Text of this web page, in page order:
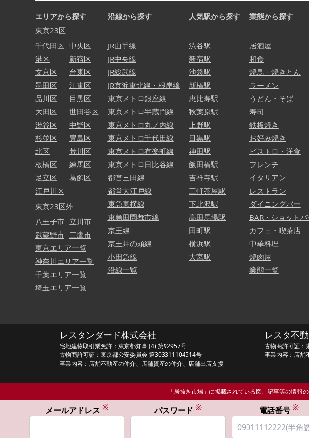
エリアから探す
東京23区
千代田区
港区
文京区
墨田区
品川区
大田区
渋谷区
杉並区
北区
板橋区
足立区
江戸川区
中央区
新宿区
台東区
江東区
目黒区
世田谷区
中野区
豊島区
荒川区
練馬区
葛飾区
東京23区外
八王子市
武蔵野市
立川市
三鷹市
東京エリア一覧
神奈川エリア一覧
千葉エリア一覧
埼玉エリア一覧
沿線から探す
JR山手線
JR中央線
JR総武線
JR京浜東北線・根岸線
東京メトロ銀座線
東京メトロ半蔵門線
東京メトロ丸ノ内線
東京メトロ千代田線
東京メトロ有楽町線
東京メトロ日比谷線
都営三田線
都営大江戸線
東急東横線
東急田園都市線
京王線
京王井の頭線
小田急線
沿線一覧
人気駅から探す
渋谷駅
新宿駅
池袋駅
新橋駅
恵比寿駅
秋葉原駅
上野駅
目黒駅
神田駅
飯田橋駅
吉祥寺駅
三軒茶屋駅
下北沢駅
高田馬場駅
田町駅
横浜駅
大宮駅
業態から探す
居酒屋
和食
焼鳥・焼きとん
ラーメン
うどん・そば
寿司
鉄板焼き
お好み焼き
ビストロ・洋食
フレンチ
イタリアン
レストラン
ダイニングバー
BAR・ショットバ
カフェ・喫茶店
中華料理
焼肉屋
業態一覧
レスタンダード株式会社
宅地建物取引業免許：東京都知事 (4) 第92957号
古物商許可証：東京都公安委員会 第303311104514号
事業内容：店舗不動産の仲介、店舗資産の仲介、店舗出店支援
レスタ不
古物商許可証：
事業内容：店舗
「居抜き市場」に掲載されている図、記事等の情
メールアドレス ※ パスワード ※ 電話番号 ※